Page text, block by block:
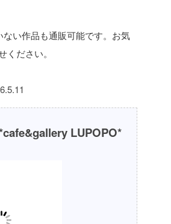
い作品も通販可能です。お気
ください。
LUPOPO*